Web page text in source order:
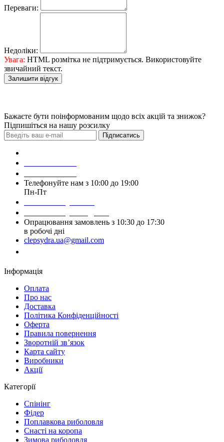
Переваги:
Недоліки:
Увага: HTML розмітка не підтримується. Використовуйте
звичайний текст.
Залишити відгук
Бажаєте бути поінформованим щодо всіх акцій та знижок?
Підпишіться на нашу розсилку
Підписатись
Телефонуйте нам з 10:00 до 19:00
Пн-Пт
Опрацювання замовлень з 10:30 до 17:30
в робочі дні
clepsydra.ua@gmail.com
Інформація
Оплата
Про нас
Доставка
Політика Конфіденційності
Оферта
Правила повернення
Зворотній зв’язок
Карта сайту
Виробники
Акції
Категорії
Спінінг
Фідер
Поплавкова риболовля
Снасті на коропа
Зимова риболовля